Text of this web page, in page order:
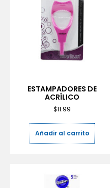
ESTAMPADORES DE
ACRÍLICO
$11.99
Añadir al carrito